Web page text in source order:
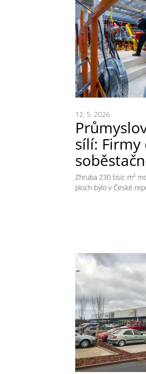
sílí:
12. 5. 2026
Zhruba 230 tisíc m²
ploch bylo v České